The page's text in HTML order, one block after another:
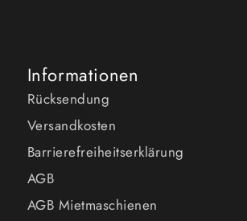
Informationen
Rücksendung
Versandkosten
Barrierefreiheitserklärung
AGB
AGB Mietmaschienen